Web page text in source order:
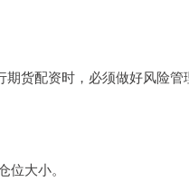
货配资时，必须做好风险管
大小。